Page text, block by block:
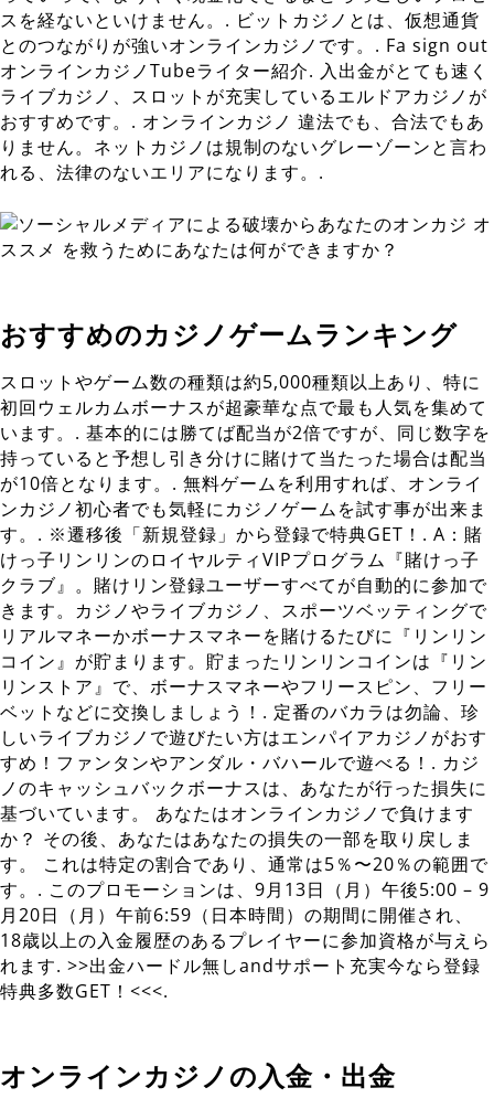
スを経ないといけません。. ビットカジノとは、仮想通貨
とのつながりが強いオンラインカジノです。. Fa sign out
オンラインカジノTubeライター紹介. 入出金がとても速く
ライブカジノ、スロットが充実しているエルドアカジノが
おすすめです。. オンラインカジノ 違法でも、合法でもあ
りません。ネットカジノは規制のないグレーゾーンと言わ
れる、法律のないエリアになります。.
おすすめのカジノゲームランキング
スロットやゲーム数の種類は約5,000種類以上あり、特に
初回ウェルカムボーナスが超豪華な点で最も人気を集めて
います。. 基本的には勝てば配当が2倍ですが、同じ数字を
持っていると予想し引き分けに賭けて当たった場合は配当
が10倍となります。. 無料ゲームを利用すれば、オンライ
ンカジノ初心者でも気軽にカジノゲームを試す事が出来ま
す。. ※遷移後「新規登録」から登録で特典GET！. A：賭
けっ子リンリンのロイヤルティVIPプログラム『賭けっ子
クラブ』。賭けリン登録ユーザーすべてが自動的に参加で
きます。カジノやライブカジノ、スポーツベッティングで
リアルマネーかボーナスマネーを賭けるたびに『リンリン
コイン』が貯まります。貯まったリンリンコインは『リン
リンストア』で、ボーナスマネーやフリースピン、フリー
ベットなどに交換しましょう！. 定番のバカラは勿論、珍
しいライブカジノで遊びたい方はエンパイアカジノがおす
すめ！ファンタンやアンダル・バハールで遊べる！. カジ
ノのキャッシュバックボーナスは、あなたが行った損失に
基づいています。 あなたはオンラインカジノで負けます
か？ その後、あなたはあなたの損失の一部を取り戻しま
す。 これは特定の割合であり、通常は5％〜20％の範囲で
す。. このプロモーションは、9月13日（月）午後5:00 – 9
月20日（月）午前6:59（日本時間）の期間に開催され、
18歳以上の入金履歴のあるプレイヤーに参加資格が与えら
れます. >>出金ハードル無しandサポート充実今なら登録
特典多数GET！<<<.
オンラインカジノの入金・出金